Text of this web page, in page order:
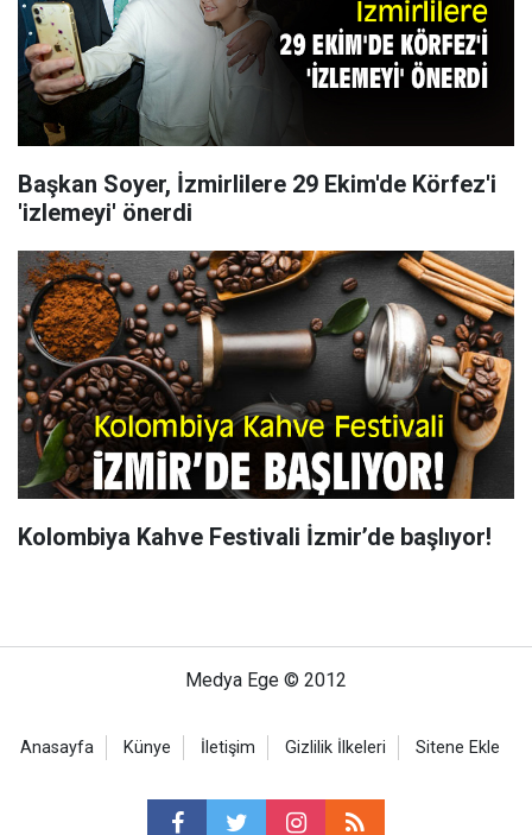
Başkan Soyer, İzmirlilere 29 Ekim'de Körfez'i
'izlemeyi' önerdi
Kolombiya Kahve Festivali İzmir’de başlıyor!
Medya Ege © 2012
Anasayfa Künye İletişim Gizlilik İlkeleri Sitene Ekle